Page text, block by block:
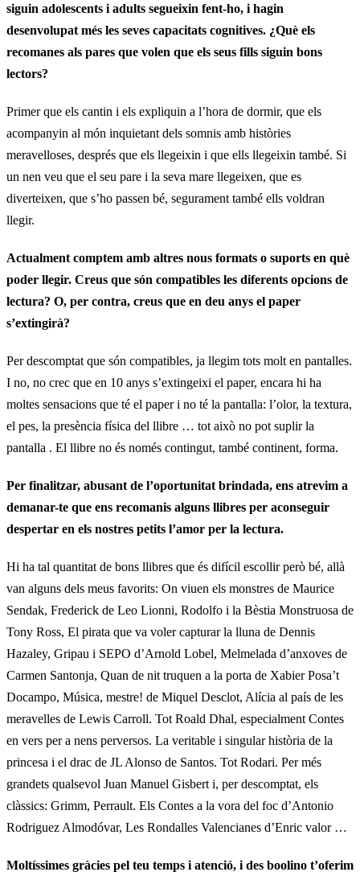
siguin adolescents i adults segueixin fent-ho, i hagin
desenvolupat més les seves capacitats cognitives. ¿Què els
recomanes als pares que volen que els seus fills siguin bons
lectors?
Primer que els cantin i els expliquin a l’hora de dormir, que els
acompanyin al món inquietant dels somnis amb històries
meravelloses, després que els llegeixin i que ells llegeixin també. Si
un nen veu que el seu pare i la seva mare llegeixen, que es
diverteixen, que s’ho passen bé, segurament també ells voldran
llegir.
Actualment comptem amb altres nous formats o suports en què
poder llegir. Creus que són compatibles les diferents opcions de
lectura? O, per contra, creus que en deu anys el paper
s’extingirà?
Per descomptat que són compatibles, ja llegim tots molt en pantalles.
I no, no crec que en 10 anys s’extingeixi el paper, encara hi ha
moltes sensacions que té el paper i no té la pantalla: l’olor, la textura,
el pes, la presència física del llibre … tot això no pot suplir la
pantalla . El llibre no és només contingut, també continent, forma.
Per finalitzar, abusant de l’oportunitat brindada, ens atrevim a
demanar-te que ens recomanis alguns llibres per aconseguir
despertar en els nostres petits l’amor per la lectura.
Hi ha tal quantitat de bons llibres que és difícil escollir però bé, allà
van alguns dels meus favorits: On viuen els monstres de Maurice
Sendak, Frederick de Leo Lionni, Rodolfo i la Bèstia Monstruosa de
Tony Ross, El pirata que va voler capturar la lluna de Dennis
Hazaley, Gripau i SEPO d’Arnold Lobel, Melmelada d’anxoves de
Carmen Santonja, Quan de nit truquen a la porta de Xabier Posa’t
Docampo, Música, mestre! de Miquel Desclot, Alícia al país de les
meravelles de Lewis Carroll. Tot Roald Dhal, especialment Contes
en vers per a nens perversos. La veritable i singular història de la
princesa i el drac de JL Alonso de Santos. Tot Rodari. Per més
grandets qualsevol Juan Manuel Gisbert i, per descomptat, els
clàssics: Grimm, Perrault. Els Contes a la vora del foc d’Antonio
Rodriguez Almodóvar, Les Rondalles Valencianes d’Enric valor …
Moltíssimes gràcies pel teu temps i atenció, i des boolino t’oferim